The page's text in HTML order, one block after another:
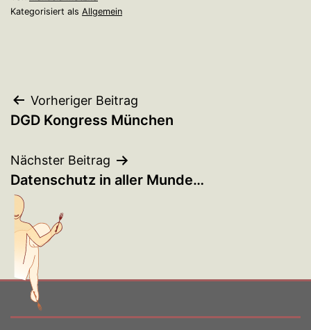
Kategorisiert als Allgemein
Beitragsnavigation
Vorheriger Beitrag
DGD Kongress München
Nächster Beitrag
Datenschutz in aller Munde…